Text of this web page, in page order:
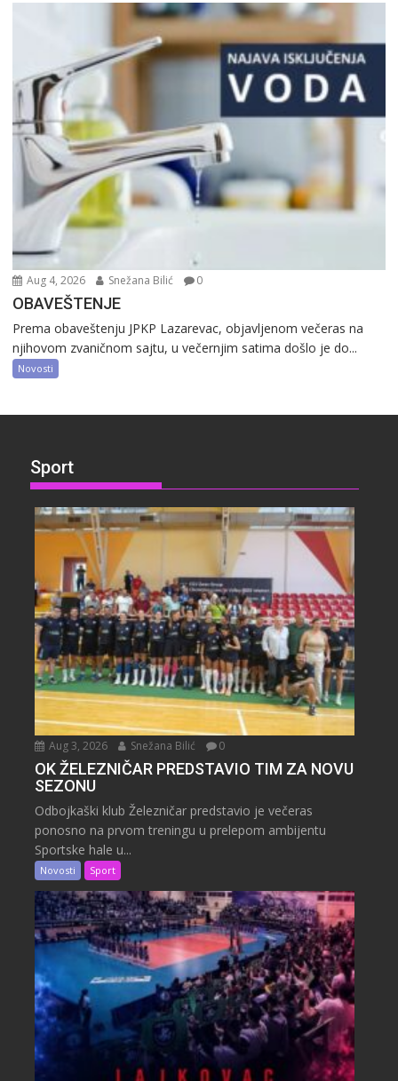
Aug 4, 2026 Snežana Bilić 0
OBAVEŠTENJE
Prema obaveštenju JPKP Lazarevac, objavljenom večeras na
njihovom zvaničnom sajtu, u večernjim satima došlo je do...
Novosti
Sport
Aug 3, 2026 Snežana Bilić 0
OK ŽELEZNIČAR PREDSTAVIO TIM ZA NOVU
SEZONU
Odbojkaški klub Železničar predstavio je večeras
ponosno na prvom treningu u prelepom ambijentu
Sportske hale u...
Novosti Sport